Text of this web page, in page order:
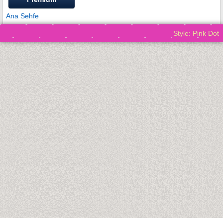
Ana Sehfe
Style: Pink Dot